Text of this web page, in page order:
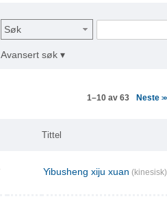
Søk
Avansert søk ▾
1–10 av 63 Neste>>
Tittel
Yibusheng xiju xuan (kinesisk)